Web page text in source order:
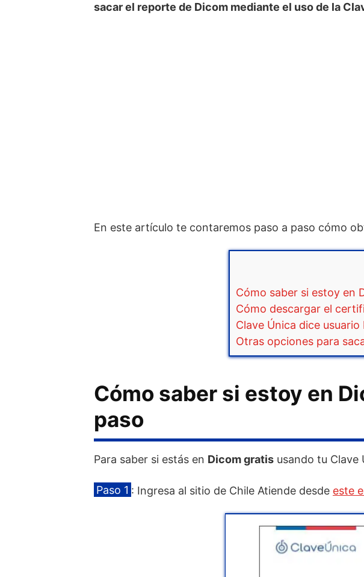
sacar el reporte de Dicom mediante el uso de la
En este artículo te contaremos paso a paso cómo
Cómo saber si estoy en
Cómo descargar el
Clave Única dice
Otras opciones para
Cómo saber si estoy en
paso
Para saber si estás en Dicom gratis usando tu Clave
Paso 1 : Ingresa al sitio de Chile Atiende desde este